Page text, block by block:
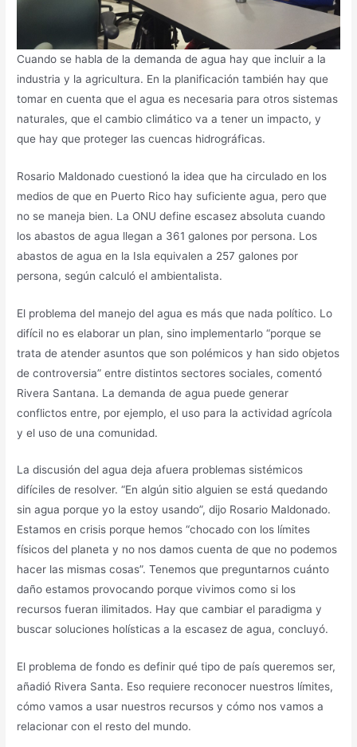
Cuando se habla de la demanda de agua hay que incluir a la
industria y la agricultura. En la planificación también hay que
tomar en cuenta que el agua es necesaria para otros sistemas
naturales, que el cambio climático va a tener un impacto, y
que hay que proteger las cuencas hidrográficas.
Rosario Maldonado cuestionó la idea que ha circulado en los
medios de que en Puerto Rico hay suficiente agua, pero que
no se maneja bien. La ONU define escasez absoluta cuando
los abastos de agua llegan a 361 galones por persona. Los
abastos de agua en la Isla equivalen a 257 galones por
persona, según calculó el ambientalista.
El problema del manejo del agua es más que nada político. Lo
difícil no es elaborar un plan, sino implementarlo “porque se
trata de atender asuntos que son polémicos y han sido objetos
de controversia” entre distintos sectores sociales, comentó
Rivera Santana. La demanda de agua puede generar
conflictos entre, por ejemplo, el uso para la actividad agrícola
y el uso de una comunidad.
La discusión del agua deja afuera problemas sistémicos
difíciles de resolver. “En algún sitio alguien se está quedando
sin agua porque yo la estoy usando”, dijo Rosario Maldonado.
Estamos en crisis porque hemos “chocado con los límites
físicos del planeta y no nos damos cuenta de que no podemos
hacer las mismas cosas”. Tenemos que preguntarnos cuánto
daño estamos provocando porque vivimos como si los
recursos fueran ilimitados. Hay que cambiar el paradigma y
buscar soluciones holísticas a la escasez de agua, concluyó.
El problema de fondo es definir qué tipo de país queremos ser,
añadió Rivera Santa. Eso requiere reconocer nuestros límites,
cómo vamos a usar nuestros recursos y cómo nos vamos a
relacionar con el resto del mundo.